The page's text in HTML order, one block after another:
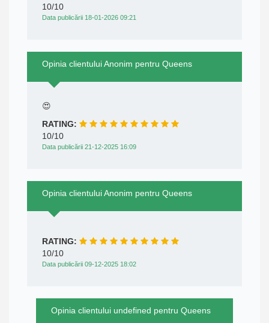
10/10
Data publicării 18-01-2026 09:21
Opinia clientului Anonim pentru Queens
😍
RATING:
10/10
Data publicării 21-12-2025 16:09
Opinia clientului Anonim pentru Queens
RATING:
10/10
Data publicării 09-12-2025 18:02
Opinia clientului undefined pentru Queens